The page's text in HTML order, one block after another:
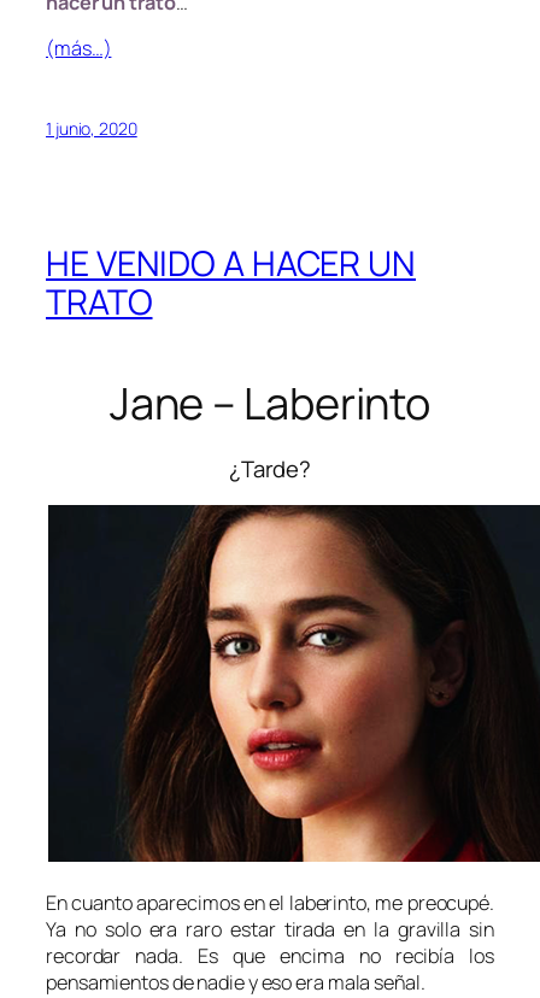
(más…)
1 junio, 2020
HE VENIDO A HACER UN
TRATO
Jane – Laberinto
¿Tarde?
En cuanto aparecimos en el laberinto, me preocupé.
Ya no solo era raro estar tirada en la gravilla sin
recordar nada. Es que encima no recibía los
pensamientos de nadie y eso era mala señal.